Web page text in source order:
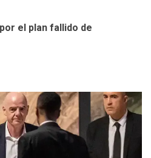
el plan fallido de